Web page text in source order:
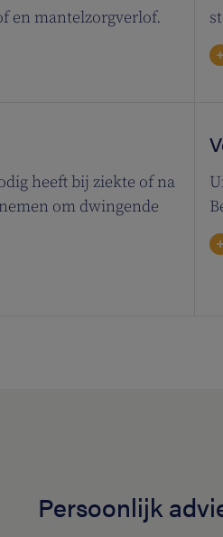
en mantelzorgverlof.
heeft bij ziekte of na
om dwingende
Persoonlijk